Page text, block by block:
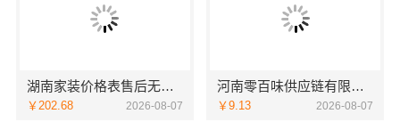
湖南家装价格表售后无忧——创益讯建筑让您装修更省心
￥202.68 2026-08-07
河南零百味供应链有限公司社区线下实体硬折扣零食铺全域盈利
￥9.13 2026-08-07